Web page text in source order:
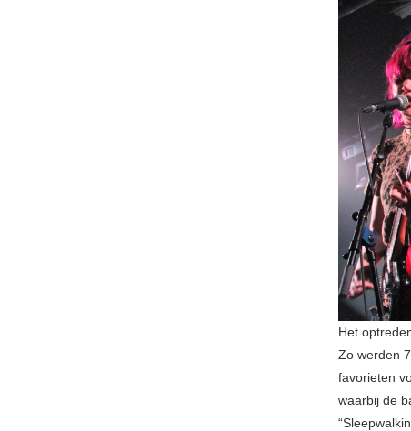
Het
Zo werden
favorieten
waarbij de